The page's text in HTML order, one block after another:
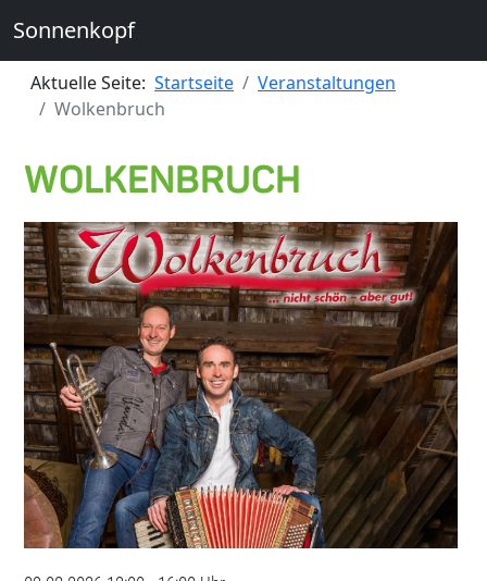
Sonnenkopf
Aktuelle Seite: Startseite
Veranstaltungen
Wolkenbruch
WOLKENBRUCH